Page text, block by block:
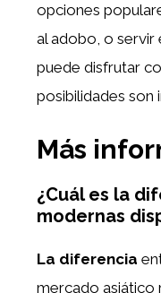
opciones
al adobo, o servir
puede disfrutar
posibilidades son
Más
¿Cuál es la
modernas
La diferencia
mercado asiático